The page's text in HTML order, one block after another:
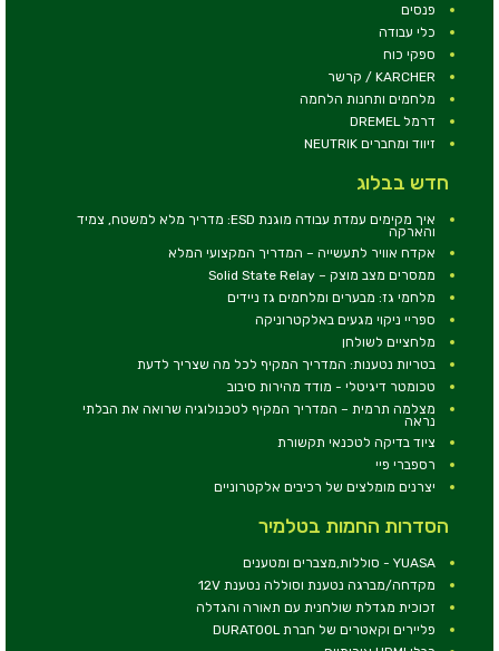
פנסים
כלי עבודה
ספקי כוח
KARCHER / קרשר
מלחמים ותחנות הלחמה
דרמל DREMEL
זיווד ומחברים NEUTRIK
חדש בבלוג
איך מקימים עמדת עבודה מוגנת ESD: מדריך מלא למשטח, צמיד
והארקה
אקדח אוויר לתעשייה – המדריך המקצועי המלא
ממסרים מצב מוצק – Solid State Relay
מלחמי גז: מבערים ומלחמים גז ניידים
ספריי ניקוי מגעים באלקטרוניקה
מלחציים לשולחן
בטריות נטענות: המדריך המקיף לכל מה שצריך לדעת
טכומטר דיגיטלי - מודד מהירות סיבוב
מצלמה תרמית – המדריך המקיף לטכנולוגיה שרואה את הבלתי
נראה
ציוד בדיקה לטכנאי תקשורת
רספברי פיי
יצרנים מומלצים של רכיבים אלקטרוניים
הסדרות החמות בטלמיר
YUASA - סוללות,מצברים ומטענים
מקדחה/מברגה נטענת וסוללה נטענת 12V
זכוכית מגדלת שולחנית עם תאורה והגדלה
פליירים וקאטרים של חברת DURATOOL